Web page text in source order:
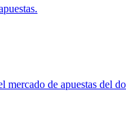
de apuestas del